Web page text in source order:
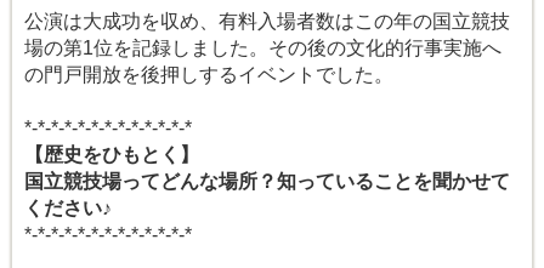
公演は大成功を収め、有料入場者数はこの年の国立競技
場の第1位を記録しました。その後の文化的行事実施へ
の門戸開放を後押しするイベントでした。
*-*-*-*-*-*-*-*-*-*-*-*-*
【歴史をひもとく】
国立競技場ってどんな場所？知っていることを聞かせて
ください♪
*-*-*-*-*-*-*-*-*-*-*-*-*